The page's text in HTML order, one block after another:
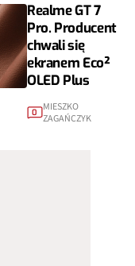
Realme GT 7
Pro. Producent
chwali się
ekranem Eco²
OLED Plus
0
MIESZKO
ZAGAŃCZYK